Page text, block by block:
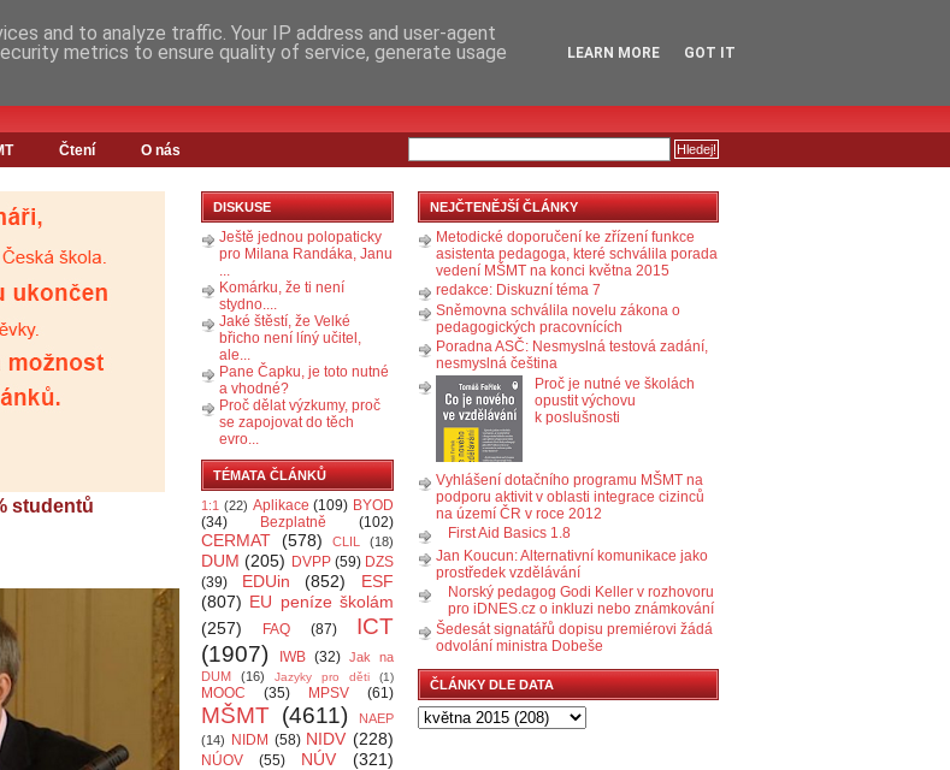
Čtení O nás
studentů
DISKUSE
Ještě jednou polopaticky
pro Milana Randáka, Janu
...
Komárku, že ti není
stydno....
Jaké štěstí, že Velké
břicho není líný učitel,
ale...
Pane Čapku, je toto nutné
a vhodné?
Proč dělat výzkumy, proč
se zapojovat do těch
evro...
TÉMATA ČLÁNKŮ
1:1 (22) Aplikace (109) BYOD
(34)
Bezplatně (102)
CERMAT (578) CLIL (18)
DUM (205) DVPP (59) DZS
(39)
EDUin (852)
ESF
(807) EU peníze školám
(257)
FAQ (87)
ICT
(1907)
IWB (32) Jak na
DUM
(16) Jazyky pro děti (1)
MOOC (35) MPSV (61)
MŠMT (4611)
NAEP
(14)
NIDM (58) NIDV (228)
NÚOV (55) NÚV (321)
NEJČTENĚJŠÍ ČLÁNKY
Metodické doporučení ke zřízení funkce
asistenta pedagoga, které schválila porada
vedení MŠMT na konci května 2015
redakce: Diskuzní téma 7
Sněmovna schválila novelu zákona o
pedagogických pracovnících
Poradna ASČ: Nesmyslná testová zadání,
nesmyslná čeština
Proč je nutné ve školách
opustit výchovu
k poslušnosti
Vyhlášení dotačního programu MŠMT na
podporu aktivit v oblasti integrace cizinců
na území ČR v roce 2012
First Aid Basics 1.8
Jan Koucun: Alternativní komunikace jako
prostředek vzdělávání
Norský pedagog Godi Keller v rozhovoru
pro iDNES.cz o inkluzi nebo známkování
Šedesát signatářů dopisu premiérovi žádá
odvolání ministra Dobeše
ČLÁNKY DLE DATA
and to analyze traffic. Your IP address and user-agent
metrics to ensure quality of service, generate usage
LEARN MORE GOT IT